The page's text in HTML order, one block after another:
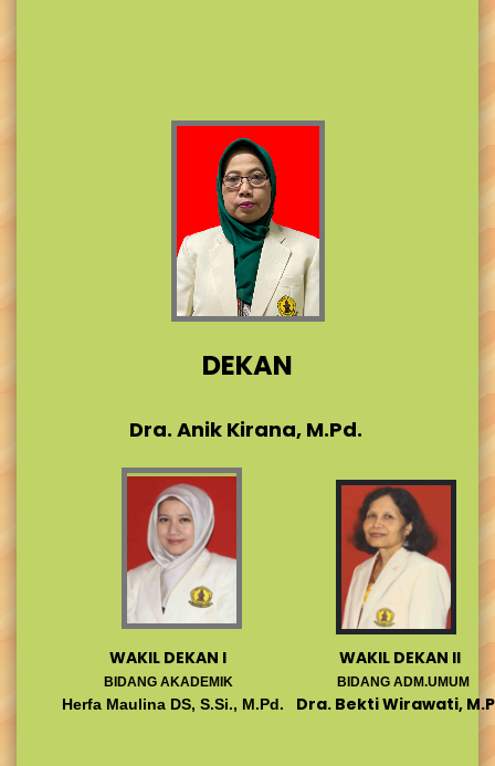
DEKAN
Dra. Anik Kirana, M.Pd.
WAKIL DEKAN I WAKIL DEKAN II
BIDANG AKADEMIK BIDANG ADM.UMUM
Herfa Maulina DS, S.Si., M.Pd. Dra. Bekti Wirawati,